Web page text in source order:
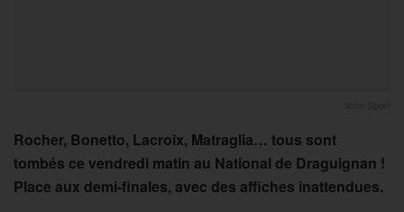
Rocher, Bonetto, Lacroix, Matraglia… tous sont
tombés ce vendredi matin au National de Draguignan !
Place aux demi-finales, avec des affiches inattendues.